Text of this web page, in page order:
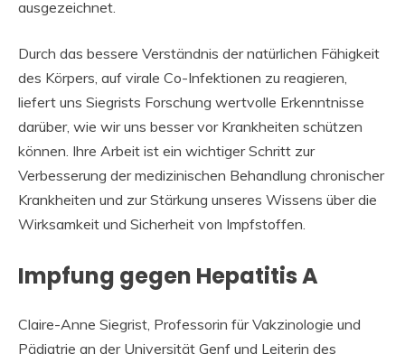
ausgezeichnet.
Durch das bessere Verständnis der natürlichen Fähigkeit
des Körpers, auf virale Co-Infektionen zu reagieren,
liefert uns Siegrists Forschung wertvolle Erkenntnisse
darüber, wie wir uns besser vor Krankheiten schützen
können. Ihre Arbeit ist ein wichtiger Schritt zur
Verbesserung der medizinischen Behandlung chronischer
Krankheiten und zur Stärkung unseres Wissens über die
Wirksamkeit und Sicherheit von Impfstoffen.
Impfung gegen Hepatitis A
Claire-Anne Siegrist, Professorin für Vakzinologie und
Pädiatrie an der Universität Genf und Leiterin des